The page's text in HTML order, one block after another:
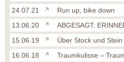
24.07.21
Run up, bike down
13.06.20
ABGESAGT:
15.06.19
Über Stock und Stein
16.06.18
Traumkulisse –